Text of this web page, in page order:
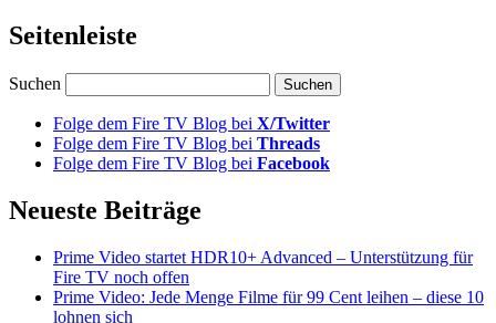
Seitenleiste
Suchen
Folge dem Fire TV Blog bei X/Twitter
Folge dem Fire TV Blog bei Threads
Folge dem Fire TV Blog bei Facebook
Neueste Beiträge
Prime Video startet HDR10+ Advanced – Unterstützung für
Fire TV noch offen
Prime Video: Jede Menge Filme für 99 Cent leihen – diese 10
lohnen sich